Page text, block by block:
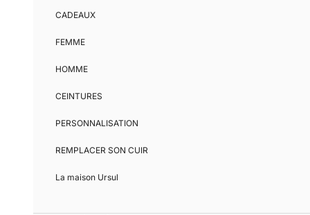
CADEAUX
FEMME
HOMME
CEINTURES
PERSONNALISATION
REMPLACER SON CUIR
La maison Ursul